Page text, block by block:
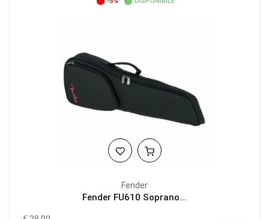
Fender
Fender FU610 Soprano...